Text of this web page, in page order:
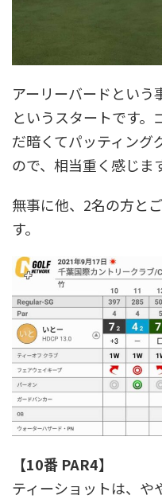
アーリーバードという
というスタートです。
だ暗くてパッティング
ので、相当重く感じま
無事に他、2名の方と
す。
【10番 PAR4】
ティーショットは、や